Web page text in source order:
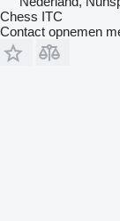
Chess ITC
Contact opnemen